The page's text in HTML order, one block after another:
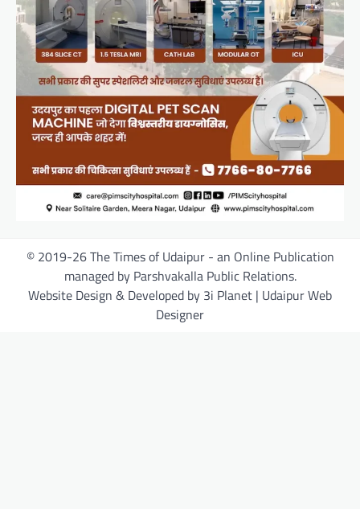
© 2019-26 The Times of Udaipur - an Online Publication
managed by Parshvakalla Public Relations.
Website Design & Developed by 3i Planet | Udaipur Web
Designer